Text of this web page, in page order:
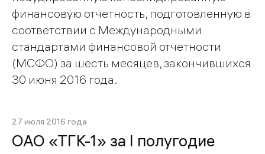
финансовую отчетность, подготовленную в
соответствии с Международными
стандартами финансовой отчетности
(МСФО) за шесть месяцев, закончившихся
30 июня 2016 года.
27 июля 2016 года
ОАО «ТГК-1» за I полугодие